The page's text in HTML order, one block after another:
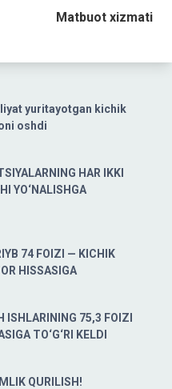
yuritayotgan kichik
oshdi
HAR IKKI
YO‘NALISHGA
74 FOIZI — KICHIK
HISSASIGA
ISHLARINING 75,3 FOIZI
TO‘G‘RI KELDI
QURILISH!
Matbuot xizmati